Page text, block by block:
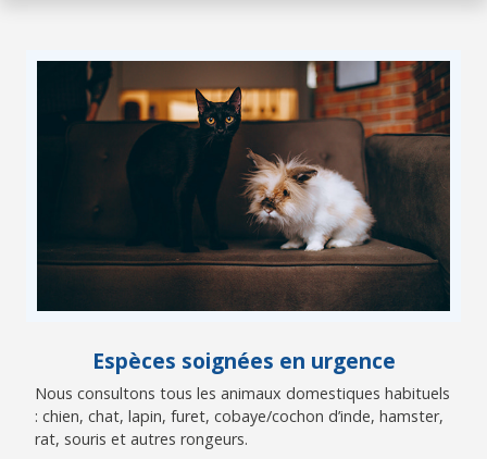
Espèces soignées en urgence
Nous consultons tous les animaux domestiques habituels
: chien, chat, lapin, furet, cobaye/cochon d’inde, hamster,
rat, souris et autres rongeurs.